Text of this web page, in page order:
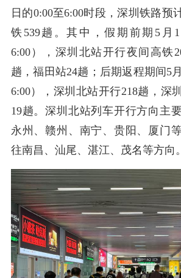
日的0:00至6:00时段，深圳铁路预
铁539趟。其中，假期前期5月
6:00），深圳北站开行夜间高铁
趟，福田站24趟；后期返程期间5
6:00），深圳北站开行218趟，深
19趟。深圳北站列车开行方向主
永州、赣州、南宁、贵阳、厦门
往南昌、汕尾、湛江、茂名等方向。